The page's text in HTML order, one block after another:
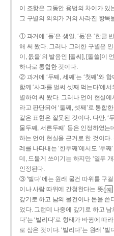
이 조항은 그동안 용법의 차이가 있
그 구별의 의의가 거의 사라진 항목
① 과거에 ‘돌’은 생일, ‘돐’은 ‘한글
해 써 왔다. 그러나 그러한 구별은
이, 돐을’의 발음인 [돌씨], [돌쓸]이
하나로 통합한 것이다.
② 과거에 ‘두째, 세째’는 ‘첫째’와 함
함께 ‘사과를 벌써 셋째 먹는다’에
별하여 써 왔다. 그러나 언어 현실
라고 판단되어 ‘둘째, 셋째’로 통합
같은 표현은 잘못된 것이다. 다만, ‘
물두째, 서른두째’ 등은 인정하였는
하는 언어 현실을 근거로 한 것이다
례를 나타내는 ‘한두째’에서도 ‘두
데, 드물게 쓰이기는 하지만 ‘열두
인정된다.
③ ‘빌다’에는 원래 물건 따위를 구
이나 사람 따위에 간청한다는 뜻( 예
갚기로 하고 남의 물건이나 돈을 쓴
었다. 그런데 나중에 갚기로 하고 남
다’는 ‘빌리다’로 형태가 바뀜에 따
로 삼은 것이다. ‘빌리다’는 원래 ‘